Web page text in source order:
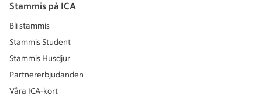
Stammis på ICA
Bli stammis
Stammis Student
Stammis Husdjur
Partnererbjudanden
Våra ICA-kort